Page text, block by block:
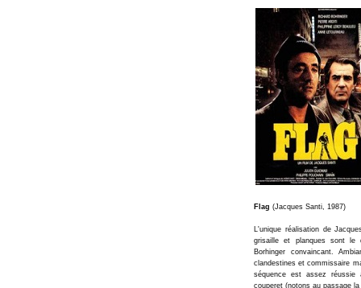
Flag (Jacques Santi, 1987)
L'unique réalisation de
grisaille et planques sont le
Borhinger convaincant.
clandestines et commissaire
séquence est assez réussie
couperet (notons au passage